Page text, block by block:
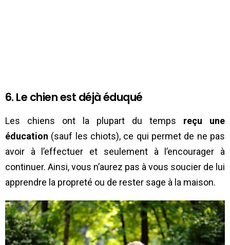
6. Le chien est déjà éduqué
Les chiens ont la plupart du temps reçu une
éducation (sauf les chiots), ce qui permet de ne pas
avoir à l’effectuer et seulement à l’encourager à
continuer. Ainsi, vous n’aurez pas à vous soucier de lui
apprendre la propreté ou de rester sage à la maison.